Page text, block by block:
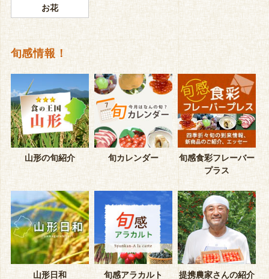
お花
旬感情報！
山形の旬紹介 旬カレンダー
旬感食彩フレーバー
プラス
山形日和 旬感アラカルト 提携農家さんの紹介